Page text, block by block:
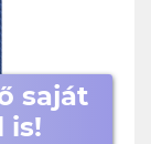
saját
is!